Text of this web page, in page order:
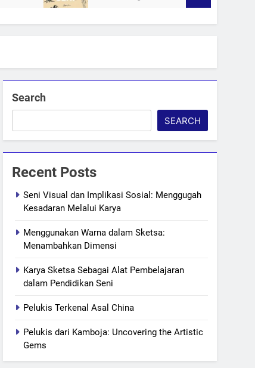
Search
SEARCH
Recent Posts
Seni Visual dan Implikasi Sosial: Menggugah
Kesadaran Melalui Karya
Menggunakan Warna dalam Sketsa:
Menambahkan Dimensi
Karya Sketsa Sebagai Alat Pembelajaran
dalam Pendidikan Seni
Pelukis Terkenal Asal China
Pelukis dari Kamboja: Uncovering the Artistic
Gems